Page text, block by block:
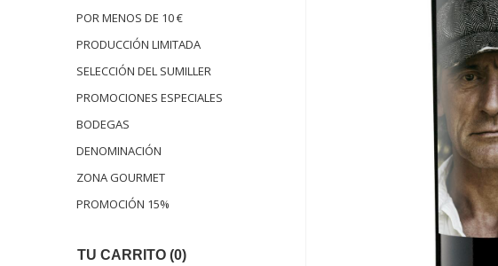
POR MENOS DE 10 €
PRODUCCIÓN LIMITADA
SELECCIÓN DEL SUMILLER
PROMOCIONES ESPECIALES
BODEGAS
DENOMINACIÓN
ZONA GOURMET
PROMOCIÓN 15%
TU CARRITO (0)